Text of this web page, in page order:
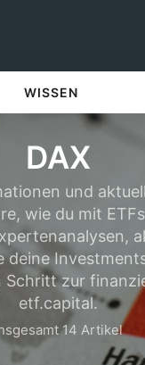
WISSEN
DAX
und
wie du mit
zur
etf.capital.
14 Artikel